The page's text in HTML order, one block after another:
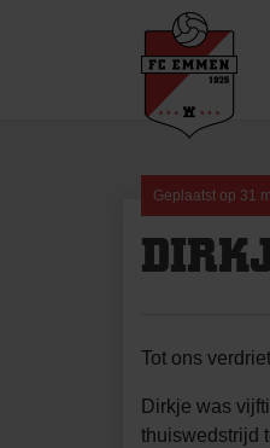
Geplaatst op 31
Tot ons
Dirkje was
thuiswedstrijd